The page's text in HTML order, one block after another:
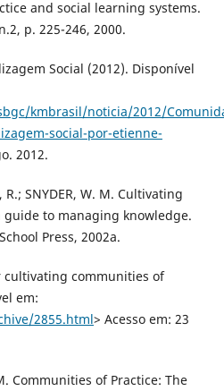
and social learning systems.
p. 225-246, 2000.
Social (2012). Disponível
kmbrasil/noticia/2012/
social-por-etienne-
2012.
R.; SNYDER, W. M. Cultivating
to managing knowledge.
Press, 2002a.
cultivating communities of
em:
2855.html> Acesso em: 23
Communities of Practice: The